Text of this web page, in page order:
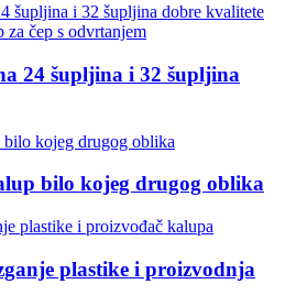
24 šupljina i 32 šupljina
bilo kojeg drugog oblika
plastike i proizvodnja